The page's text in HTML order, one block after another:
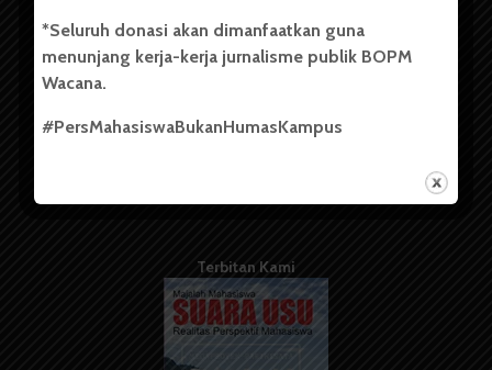
Info Iklan
Pedoman Media Siber
Kode Etik Jurnalistik
Terbitan Kami
*Seluruh donasi akan dimanfaatkan guna
menunjang kerja-kerja jurnalisme publik BOPM
Wacana.
#PersMahasiswaBukanHumasKampus